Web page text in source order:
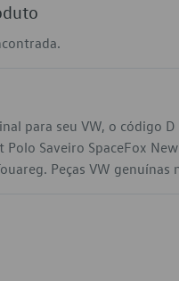
para seu VW, o código
Polo Saveiro SpaceFox
Peças VW